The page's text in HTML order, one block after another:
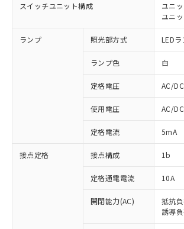
スイッチユニット構成
ユニ
ユニ
ランプ 照光部方式 LED
ランプ色 白
定格電圧 AC/
使用電圧 AC/
定格電流 5mA
接点定格 接点構成 1b
定格通電電流 10A
開閉能力(AC)
抵抗
誘導
ご利用条件
以下の条件をお読みいただき、同
対応済み：EU RoHS指令（10物
非含有に対応した製品が提供可能な
す。
対応予定：EU RoHS指令（10物
有に対応した製品に切り替える予定
対応予定なし：EU RoHS指令（
非含有に非対応の商品で、対応品